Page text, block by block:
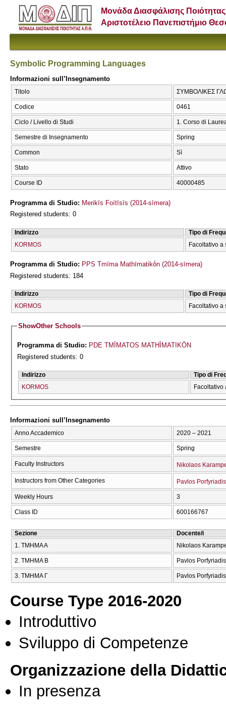
Μονάδα Διασφάλισης Ποιότητας
Αριστοτέλειο Πανεπιστήμιο
Symbolic Programming Languages
Informazioni sull’Insegnamento
Titolo ΣΥΜΒΟΛΙΚΕΣ
Codice 0461
Ciclo / Livello di Studi 1. Corso di
Semestre di Insegnamento Spring
Common Sì
Stato Attivo
Course ID 40000485
Programma di Studio: Merikīs Foítīsīs (2014-sīmera)
Registered students: 0
Indirizzo
Tipo di
KORMOS
Facoltativo a
Programma di Studio: PPS Tmīma Mathīmatikṓn (2014-sīmera)
Registered students: 184
Indirizzo
Tipo di
KORMOS
Facoltativo a
ShowOther Schools
Programma di Studio: PDE TMĪMATOS MATHĪMATIKŌN
Registered students: 0
Indirizzo
Tipo di
KORMOS
Facoltativo
Informazioni sull’Insegnamento
Anno Accademico 2020 – 2021
Semestre Spring
Faculty Instructors Nikolaos
Instructors from Other Categories Pavlos Porfyriadis
Weekly Hours 3
Class ID 600166767
Sezione
Docente/i
1. ΤΜΗΜΑ Α
Nikolaos
2. ΤΜΗΜΑ Β Pavlos Porfyriadis
3. ΤΜΗΜΑ Γ Pavlos Porfyriadis
Course Type 2016-2020
Introduttivo
Sviluppo di Competenze
Organizzazione della
In presenza